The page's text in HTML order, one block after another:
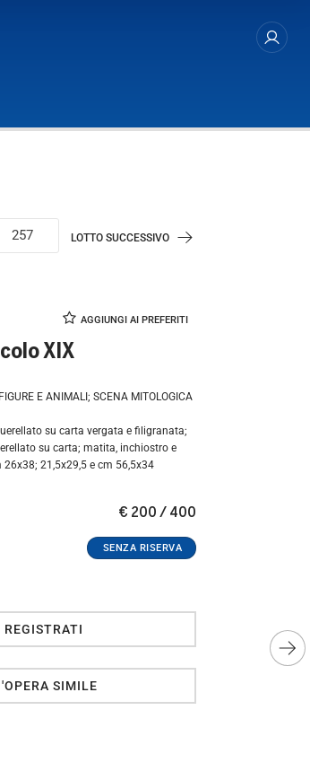
LOTTO SUCCESSIVO
XIX
E ANIMALI; SCENA MITOLOGICA
su carta vergata e filigranata;
su carta; matita, inchiostro e
21,5x29,5 e cm 56,5x34
€ 200 / 400
REGISTRATI
SIMILE